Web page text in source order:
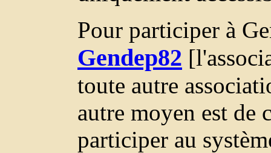
Pour participer à
Gendep82
toute autre
autre moyen est de
participer au